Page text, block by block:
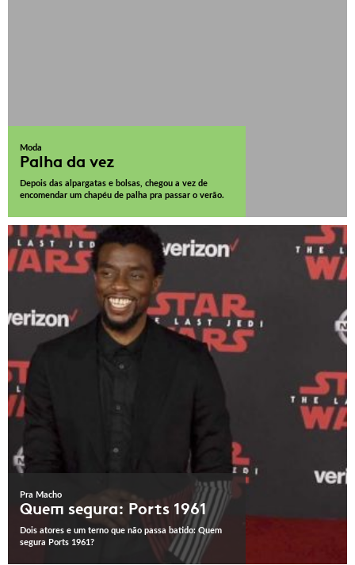
Moda
Palha da vez
Depois das alpargatas e bolsas, chegou a vez de
encomendar um chapéu de palha pra passar o verão.
Pra Macho
Quem segura: Ports 1961
Dois atores e um terno que não passa batido: Quem
segura Ports 1961?